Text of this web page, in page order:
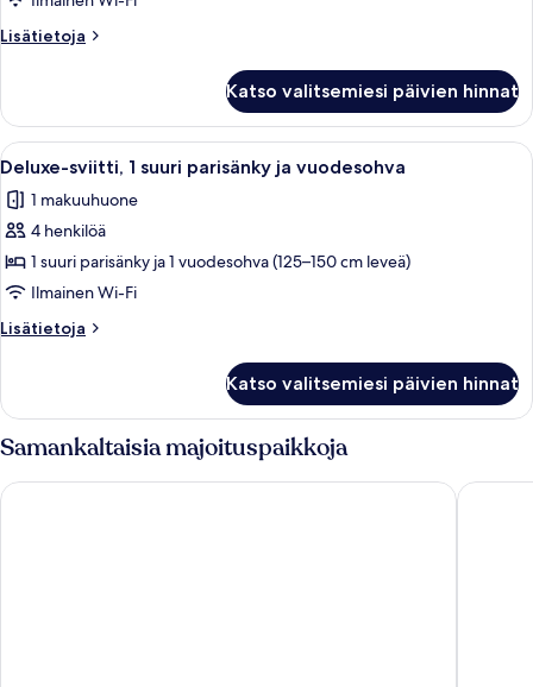
Lisätietoja
Lisätietoja
näköala
puutarhaan
Katso valitsemiesi päivien hinnat
Avaa
kaikki
huonetyypin
Deluxe-
sviitti,
1
suuri
parisänky
vuodesohva
kuvat
Deluxe-sviitti, 1 suuri parisänky ja
4
Deluxe-sviitti, 1 suuri parisänky ja vuodesohva
1 makuuhuone
4 henkilöä
1 suuri parisänky ja 1 vuodesohva (125–150 cm leveä)
Ilmainen Wi-Fi
Lisätietoja
Lisätietoja
1
parisänky
vuodesohva
Katso valitsemiesi päivien hinnat
Samankaltaisia majoituspaikkoja
Causeway Hotel Inn on